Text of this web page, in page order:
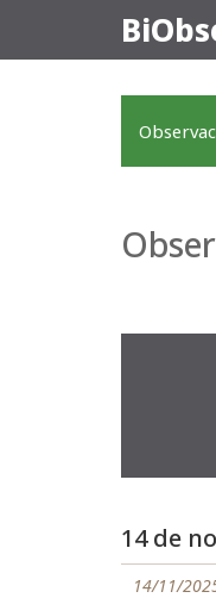
14 de
14/11/